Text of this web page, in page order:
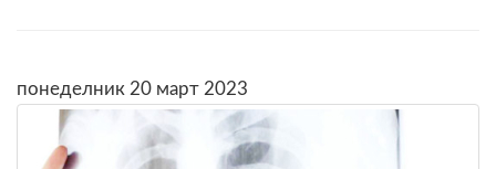
понеделник 20 март 2023